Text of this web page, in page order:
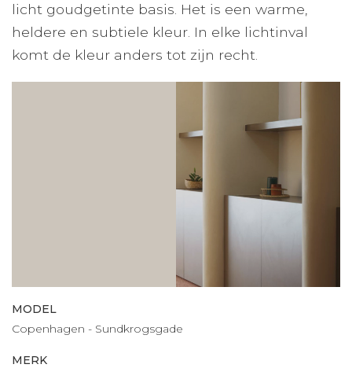
licht goudgetinte basis. Het is een warme,
heldere en subtiele kleur. In elke lichtinval
komt de kleur anders tot zijn recht.
MODEL
Copenhagen - Sundkrogsgade
MERK